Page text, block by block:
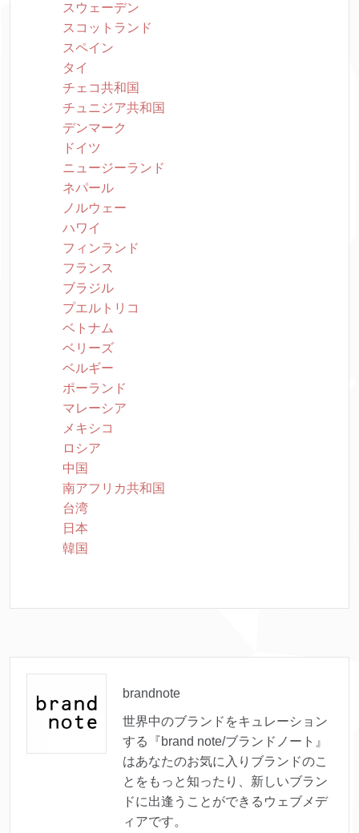
スウェーデン
スコットランド
スペイン
タイ
チェコ共和国
チュニジア共和国
デンマーク
ドイツ
ニュージーランド
ネパール
ノルウェー
ハワイ
フィンランド
フランス
ブラジル
プエルトリコ
ベトナム
ベリーズ
ベルギー
ポーランド
マレーシア
メキシコ
ロシア
中国
南アフリカ共和国
台湾
日本
韓国
brandnote
世界中のブランドをキュレーション
する『brand note/ブランドノート』
はあなたのお気に入りブランドのこ
とをもっと知ったり、新しいブラン
ドに出逢うことができるウェブメデ
ィアです。